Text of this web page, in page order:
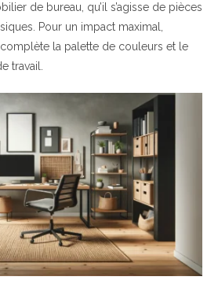
de bureau, qu’il s’agisse de pièces
Pour un impact maximal,
la palette de couleurs et le
travail.